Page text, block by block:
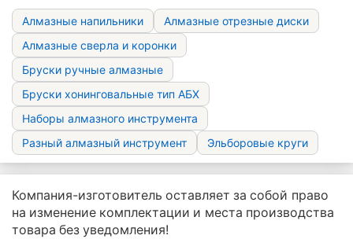
Алмазные напильники
Алмазные отрезные диски
Алмазные сверла и коронки
Бруски ручные алмазные
Бруски хонинговальные тип АБХ
Наборы алмазного инструмента
Разный алмазный инструмент
Эльборовые круги
Компания-изготовитель оставляет за собой право
на изменение комплектации и места производства
товара без уведомления!